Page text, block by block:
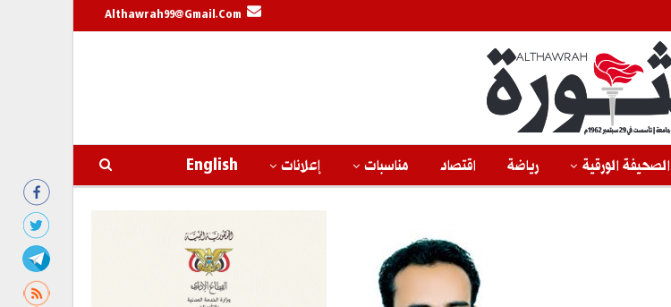
Althawrah99@gmail.com
الصحيفة الورقية رياضة اقتصاد مناسبات إعلانات English